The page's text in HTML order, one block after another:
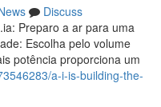
Discuss
Preparo a ar para uma
Escolha pelo volume
potência proporciona um
a-i-is-building-the-